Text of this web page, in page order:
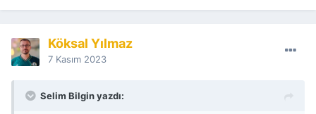
Köksal Yılmaz
7 Kasım 2023
Selim Bilgin yazdı: